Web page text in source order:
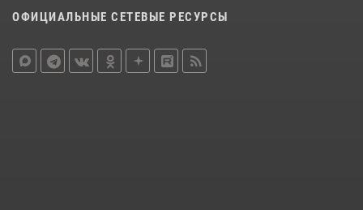
ОФИЦИАЛЬНЫЕ СЕТЕВЫЕ РЕСУРСЫ